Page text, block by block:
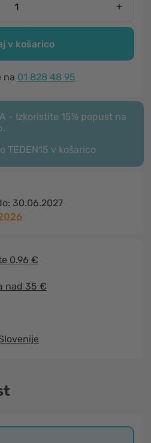
+
v košarico
na 01 828 48 95
- Izkoristite 15% popust na
TEDEN15 v košarico
30.06.2027
0.96 €
nad 35 €